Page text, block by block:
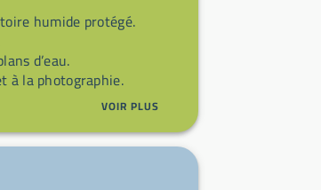
humide protégé.
d’eau.
à la photographie.
VOIR PLUS